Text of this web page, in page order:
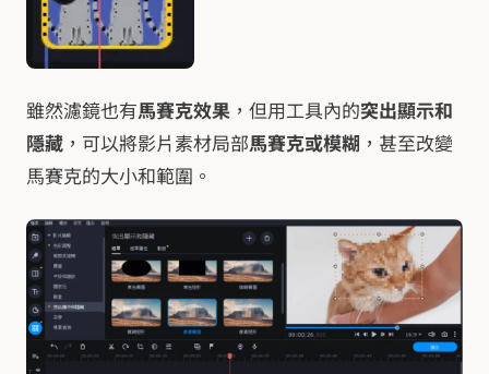
雖然濾鏡也有馬賽克效果 ，但用工具內的突出顯示和
隱藏 ，可以將影片素材局部馬賽克或模糊 ，甚至改變
馬賽克的大小和範圍。